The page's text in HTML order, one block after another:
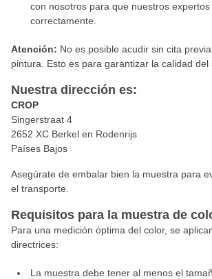
con nosotros para que nuestros
correctamente.
Atención: No es posible acudir sin cita
pintura. Esto es para garantizar la calidad del
Nuestra dirección es:
CROP
Singerstraat 4
2652 XC Berkel en Rodenrijs
Países Bajos
Asegúrate de embalar bien la muestra para
el transporte.
Requisitos para la muestra de
Para una medición óptima del color, se
directrices:
La muestra debe tener al menos el